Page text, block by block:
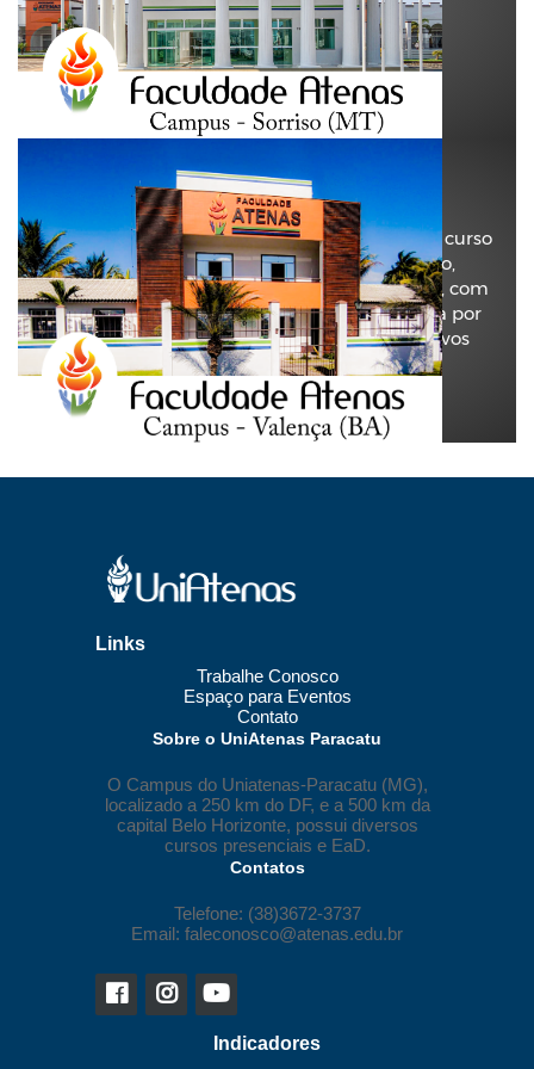
mesorregião do Norte Mato-grossense.
Ver Localização.
Faculdade Atenas
Valença (MG)
A Faculdade Atenas de Valença (BA), oferta o curso
de Medicina e Direito em Valença e região,
encontra-se em uma localização privilegiada, com
fácil acesso, dependências amplas e cercada por
áreas verdes. A IES agora possui mais 11 novos
cursos na modalidade EAD e Híbrido.
Ver Localização.
Links
Trabalhe Conosco
Espaço para Eventos
Contato
Sobre o UniAtenas Paracatu
O Campus do Uniatenas-Paracatu (MG),
localizado a 250 km do DF, e a 500 km da
capital Belo Horizonte, possui diversos
cursos presenciais e EaD.
Contatos
Telefone: (38)3672-3737
Email: faleconosco@atenas.edu.br
Indicadores